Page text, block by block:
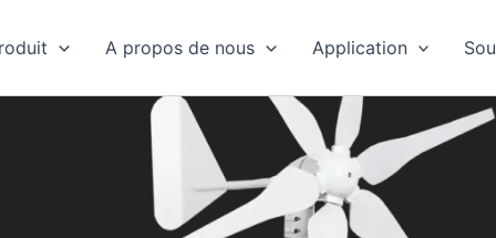
A propos de nous Application